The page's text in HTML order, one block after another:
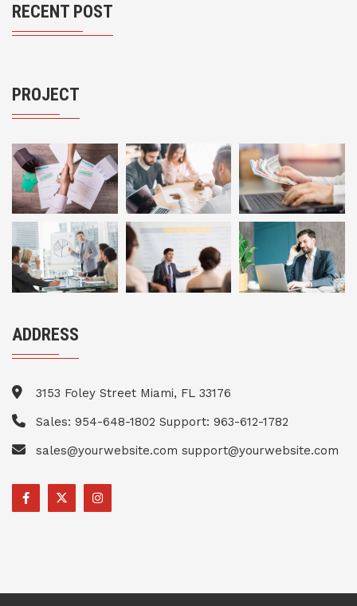
RECENT POST
PROJECT
ADDRESS
3153 Foley Street Miami, FL 33176
Sales: 954-648-1802 Support: 963-612-1782
sales@yourwebsite.com support@yourwebsite.com